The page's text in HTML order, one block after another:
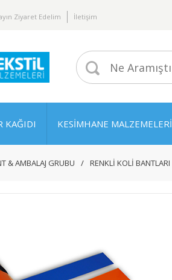
Ziyaret Edelim İletişim
KAĞIDI KESİMHANE MALZEMELERİ
& AMBALAJ GRUBU RENKLİ KOLİ BANTLARI